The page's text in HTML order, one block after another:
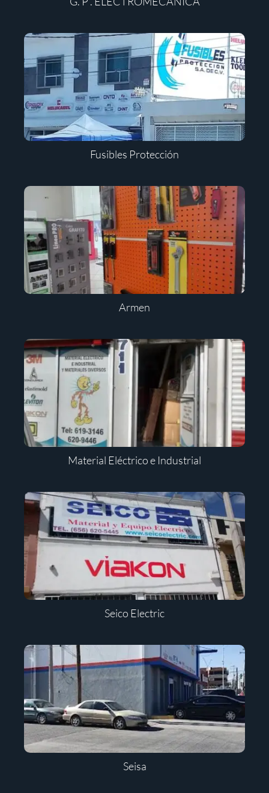
Fusibles Protección
Armen
Material Eléctrico e Industrial
Seico Electric
Seisa